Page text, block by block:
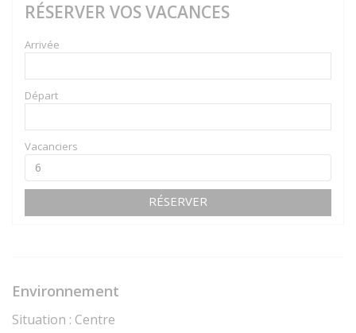
RÉSERVER VOS VACANCES
Arrivée
Départ
Vacanciers
RÉSERVER
Environnement
Situation : Centre